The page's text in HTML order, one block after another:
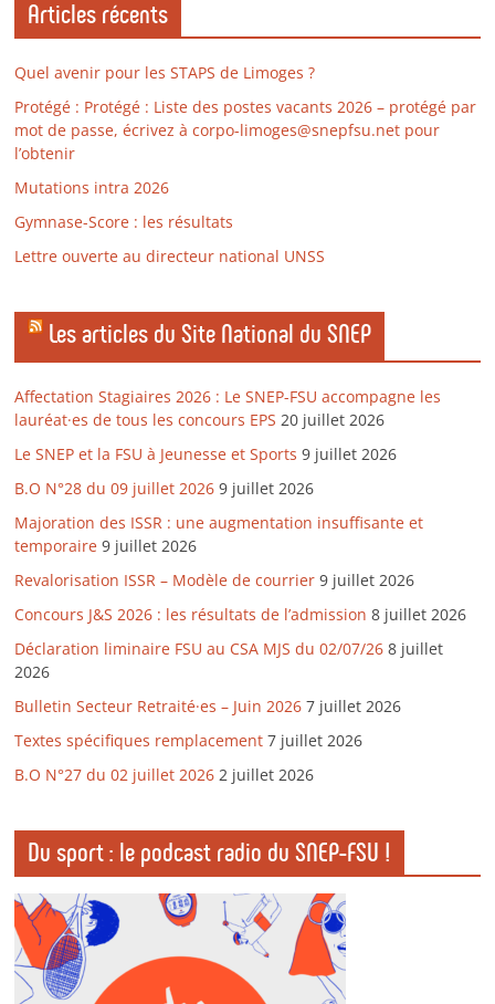
Articles récents
Quel avenir pour les STAPS de Limoges ?
Protégé : Protégé : Liste des postes vacants 2026 – protégé par
mot de passe, écrivez à corpo-limoges@snepfsu.net pour
l’obtenir
Mutations intra 2026
Gymnase-Score : les résultats
Lettre ouverte au directeur national UNSS
Les articles du Site National du SNEP
Affectation Stagiaires 2026 : Le SNEP-FSU accompagne les
lauréat·es de tous les concours EPS 20 juillet 2026
Le SNEP et la FSU à Jeunesse et Sports 9 juillet 2026
B.O N°28 du 09 juillet 2026 9 juillet 2026
Majoration des ISSR : une augmentation insuffisante et
temporaire 9 juillet 2026
Revalorisation ISSR – Modèle de courrier 9 juillet 2026
Concours J&S 2026 : les résultats de l’admission 8 juillet 2026
Déclaration liminaire FSU au CSA MJS du 02/07/26 8 juillet
2026
Bulletin Secteur Retraité·es – Juin 2026 7 juillet 2026
Textes spécifiques remplacement 7 juillet 2026
B.O N°27 du 02 juillet 2026 2 juillet 2026
Du sport : le podcast radio du SNEP-FSU !